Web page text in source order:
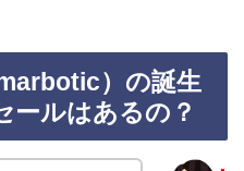
）の誕生
ールはあるの？